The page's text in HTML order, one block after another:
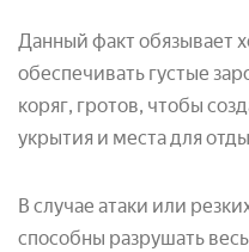
Данный факт обязывает
обеспечивать густые
коряг, гротов, чтобы
укрытия и места для
В случае атаки или
способны разрушать